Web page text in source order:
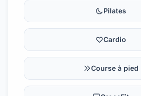
Pilates
Cardio
Course à pied